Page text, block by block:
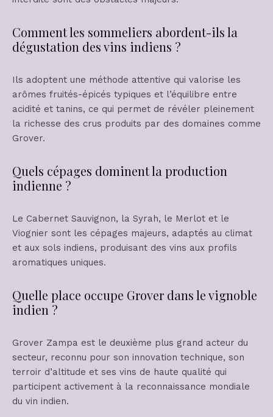
Comment les sommeliers abordent-ils la
dégustation des vins indiens ?
Ils adoptent une méthode attentive qui valorise les
arômes fruités-épicés typiques et l’équilibre entre
acidité et tanins, ce qui permet de révéler pleinement
la richesse des crus produits par des domaines comme
Grover.
Quels cépages dominent la production
indienne ?
Le Cabernet Sauvignon, la Syrah, le Merlot et le
Viognier sont les cépages majeurs, adaptés au climat
et aux sols indiens, produisant des vins aux profils
aromatiques uniques.
Quelle place occupe Grover dans le vignoble
indien ?
Grover Zampa est le deuxième plus grand acteur du
secteur, reconnu pour son innovation technique, son
terroir d’altitude et ses vins de haute qualité qui
participent activement à la reconnaissance mondiale
du vin indien.